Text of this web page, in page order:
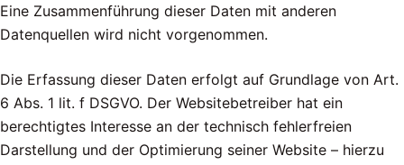
Eine Zusammenführung dieser Daten mit anderen
Datenquellen wird nicht vorgenommen.
Die Erfassung dieser Daten erfolgt auf Grundlage von Art.
6 Abs. 1 lit. f DSGVO. Der Websitebetreiber hat ein
berechtigtes Interesse an der technisch fehlerfreien
Darstellung und der Optimierung seiner Website – hierzu